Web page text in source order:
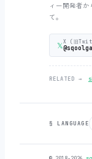
ィー開発者
て。
𝕏X (旧
RELATED →
§ LANGUAGE